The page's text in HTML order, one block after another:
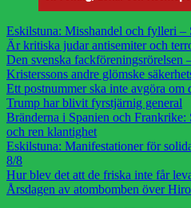
Eskilstuna: Misshandel och fylleri –
Är kritiska judar antisemiter och
Den svenska fackföreningsrörelsen
Kristerssons andre glömske
Ett postnummer ska inte avgöra om
Trump har blivit fyrstjärnig general
Bränderna i Spanien och
och ren klantighet
Eskilstuna: Manifestationer för
8/8
Hur blev det att de friska inte får
Årsdagen av atombomben över